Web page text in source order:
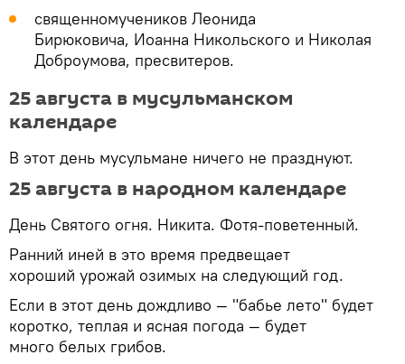
священномучеников Леонида
Бирюковича, Иоанна Никольского и Николая
Доброумова, пресвитеров.
25 августа в мусульманском
календаре
В этот день мусульмане ничего не празднуют.
25 августа в народном календаре
День Святого огня. Никита. Фотя-поветенный.
Ранний иней в это время предвещает
хороший урожай озимых на следующий год.
Если в этот день дождливо — "бабье лето" будет
коротко, теплая и ясная погода — будет
много белых грибов.